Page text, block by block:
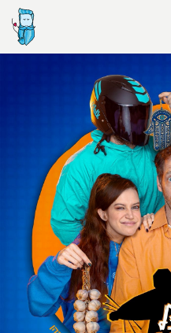
הפרופיל שלי
התנתק